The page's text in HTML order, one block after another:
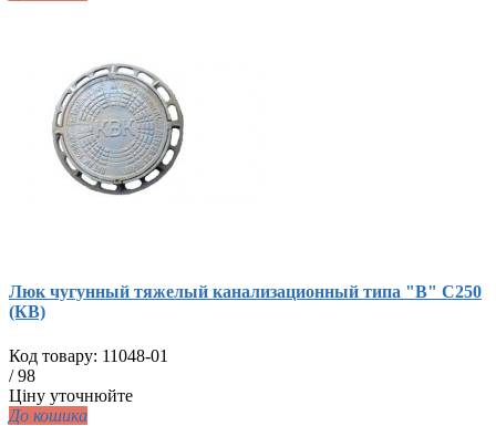
Люк чугунный тяжелый канализационный типа "В" С250
(КВ)
Код товару: 11048-01
/98
Ціну уточнюйте
До кошика